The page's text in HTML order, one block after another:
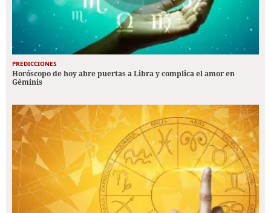
PREDICCIONES
Horóscopo de hoy abre puertas a Libra y complica el amor en
Géminis